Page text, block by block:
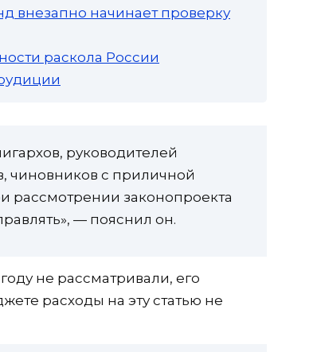
внезапно начинает проверку
раскола России
руководителей
чиновников с приличной
рассмотрении законопроекта
— пояснил он.
не рассматривали, его
расходы на эту статью не